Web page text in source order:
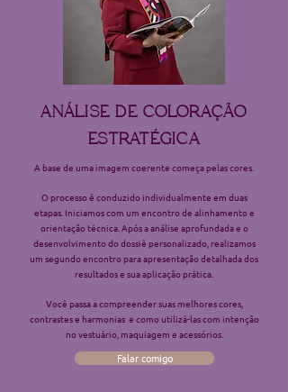
ANÁLISE DE COLORAÇÃO
ESTRATÉGICA
A base de uma imagem coerente começa pelas cores.
O processo é conduzido individualmente em duas
etapas. Iniciamos com um encontro de alinhamento e
orientação técnica. Após a análise aprofundada e o
desenvolvimento do dossiê personalizado, realizamos
um segundo encontro para apresentação detalhada dos
resultados e sua aplicação prática.
Você passa a compreender suas melhores cores,
contrastes e harmonias e como utilizá-las com intenção
no vestuário, maquiagem e acessórios.
Falar comigo